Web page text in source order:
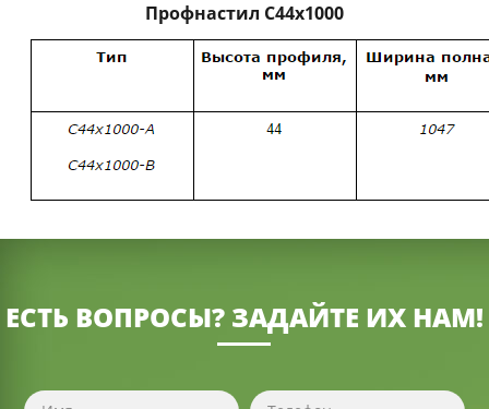
Профнастил С44х1000
ЕСТЬ ВОПРОСЫ? ЗАДАЙТЕ ИХ НАМ!